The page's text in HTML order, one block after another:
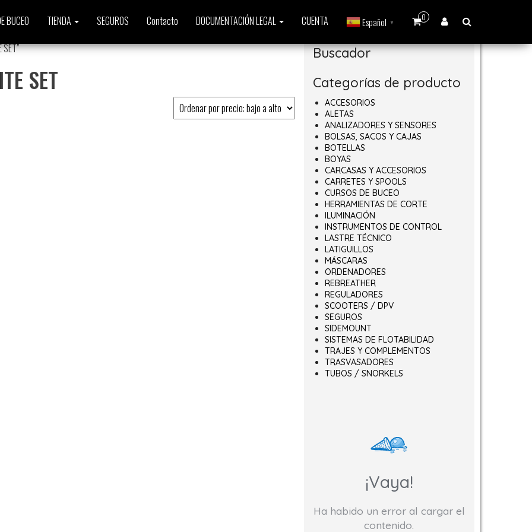
0
BUCEO TIENDA SEGUROS Contacto DOCUMENTACIÓN LEGAL CUENTA Español ▼
SET
Buscador
Categorías de producto
ACCESORIOS
ALETAS
ANALIZADORES Y SENSORES
BOLSAS, SACOS Y CAJAS
BOTELLAS
BOYAS
CARCASAS Y ACCESORIOS
CARRETES Y SPOOLS
CURSOS DE BUCEO
HERRAMIENTAS DE CORTE
ILUMINACIÓN
INSTRUMENTOS DE CONTROL
LASTRE TÉCNICO
LATIGUILLOS
MÁSCARAS
ORDENADORES
REBREATHER
REGULADORES
SCOOTERS / DPV
SEGUROS
SIDEMOUNT
SISTEMAS DE FLOTABILIDAD
TRAJES Y COMPLEMENTOS
TRASVASADORES
TUBOS / SNORKELS
¡Vaya!
Ha habido un error al cargar el
contenido.